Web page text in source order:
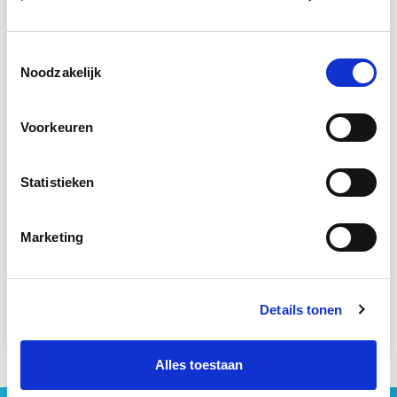
Noodzakelijk
Voorkeuren
Statistieken
Marketing
Details tonen
Alles toestaan
Utrecht
Meer informatie